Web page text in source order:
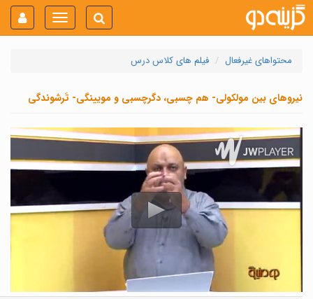
Toggle
navigation
محتواهای غیرفعال فیلم های کلاس درس
نیروهای بین مولکولی- هم چسبی، دگرچسبی و مویینگی- تَرشوندگی